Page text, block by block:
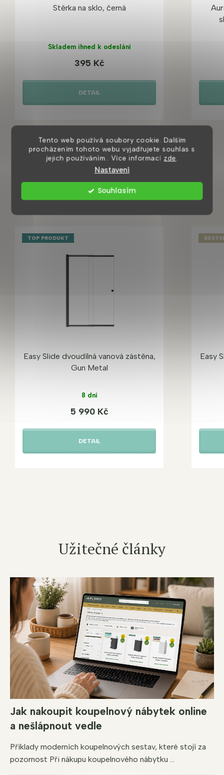
Tento web používá soubory cookie. Dalším
procházením tohoto webu vyjadřujete souhlas s
jejich používáním.. Více informací zde
Nastavení
Souhlasím
Stěrka na sklo, černá
Skladem ihned k odeslání
395 Kč
DETAIL
Mohlo by se vám také líbit
TOP PRODUKT
Easy Slide dvoudílná vanová zástěna,
Gun Metal
8 dní
5 990 Kč
DETAIL
Easy
Užitečné články
Jak nakoupit koupelnový nábytek online
a nešlápnout vedle
Příklady moderních koupelnových sestav, které stojí za
pozornost Při nákupu koupelnového nábytku ...